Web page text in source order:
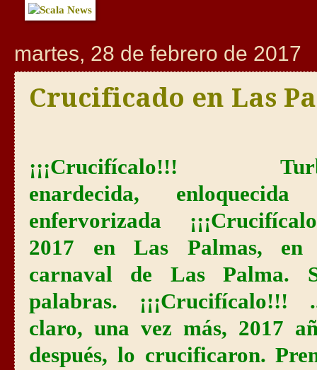
martes, 28 de febrero de 2017
Crucificado en Las
¡¡¡Crucifícalo!!!
enardecida,
enfervorizada
2017 en Las Palmas, en
carnaval de Las Palma.
palabras. ¡¡¡Crucifícalo!!!
claro, una vez más, 2017
después, lo crucificaron.